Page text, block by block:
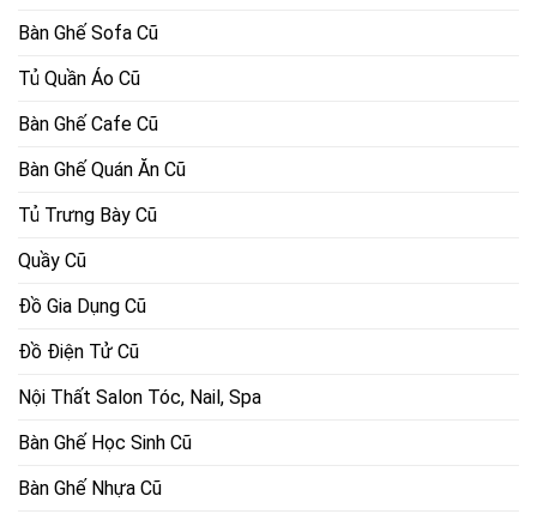
Bàn Ghế Sofa Cũ
Tủ Quần Áo Cũ
Bàn Ghế Cafe Cũ
Bàn Ghế Quán Ăn Cũ
Tủ Trưng Bày Cũ
Quầy Cũ
Đồ Gia Dụng Cũ
Đồ Điện Tử Cũ
Nội Thất Salon Tóc, Nail, Spa
Bàn Ghế Học Sinh Cũ
Bàn Ghế Nhựa Cũ